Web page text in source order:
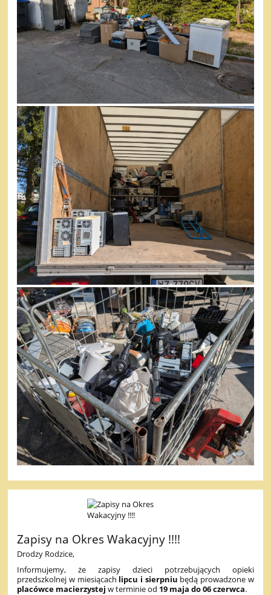
Zapisy na Okres Wakacyjny !!!!
Drodzy Rodzice,
Informujemy, że zapisy dzieci potrzebujących opieki
przedszkolnej w miesiącach lipcu i sierpniu będą prowadzone w
placówce macierzystej w terminie od 19 maja do 06 czerwca.